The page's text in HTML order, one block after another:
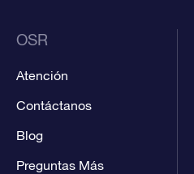
OSR
Atención
Contáctanos
Blog
Preguntas Más